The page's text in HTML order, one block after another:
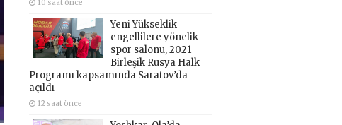
10 saat önce
Yeni Yükseklik
engellilere yönelik
spor salonu, 2021
Birleşik Rusya Halk
Programı kapsamında Saratov’da
açıldı
12 saat önce